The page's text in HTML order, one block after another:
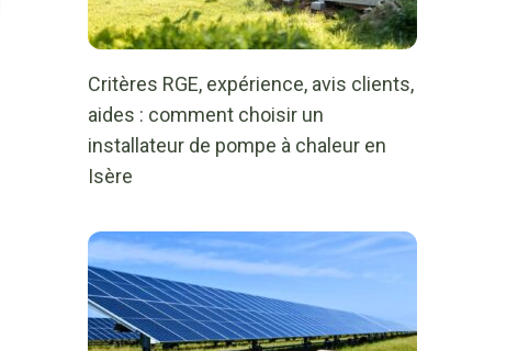
Critères RGE, expérience, avis clients,
aides : comment choisir un
installateur de pompe à chaleur en
Isère